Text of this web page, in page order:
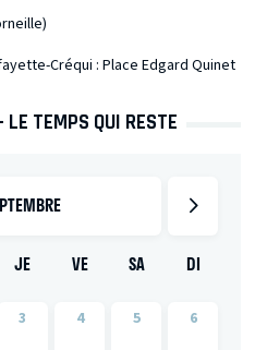
Créqui : Place Edgard Quinet
LE TEMPS QUI RESTE
JE VE SA DI
3 4 5 6